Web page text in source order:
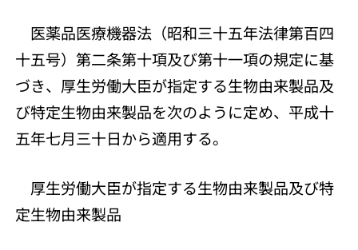
医薬品医療機器法（昭和三十五年法律第百四
十五号）第二条第十項及び第十一項の規定に基
づき、厚生労働大臣が指定する生物由来製品及
び特定生物由来製品を次のように定め、平成十
五年七月三十日から適用する。
厚生労働大臣が指定する生物由来製品及び特
定生物由来製品